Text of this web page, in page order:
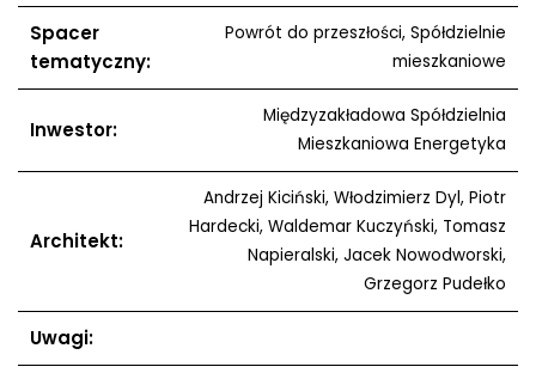
Spacer
tematyczny:
Powrót do przeszłości, Spółdzielnie
mieszkaniowe
Inwestor:
Międzyzakładowa Spółdzielnia
Mieszkaniowa Energetyka
Architekt:
Andrzej Kiciński, Włodzimierz Dyl, Piotr
Hardecki, Waldemar Kuczyński, Tomasz
Napieralski, Jacek Nowodworski,
Grzegorz Pudełko
Uwagi: